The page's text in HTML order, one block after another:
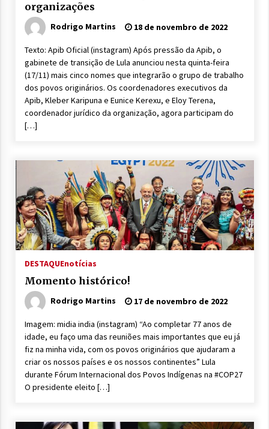
organizações
Rodrigo Martins 18 de novembro de 2022
Texto: Apib Oficial (instagram) Após pressão da Apib, o
gabinete de transição de Lula anunciou nesta quinta-feira
(17/11) mais cinco nomes que integrarão o grupo de trabalho
dos povos originários. Os coordenadores executivos da
Apib, Kleber Karipuna e Eunice Kerexu, e Eloy Terena,
coordenador jurídico da organização, agora participam do
[…]
DESTAQUEnotícias
Momento histórico!
Rodrigo Martins 17 de novembro de 2022
Imagem: midia india (instagram) “Ao completar 77 anos de
idade, eu faço uma das reuniões mais importantes que eu já
fiz na minha vida, com os povos originários que ajudaram a
criar os nossos países e os nossos continentes” Lula
durante Fórum Internacional dos Povos Indígenas na #COP27
O presidente eleito […]